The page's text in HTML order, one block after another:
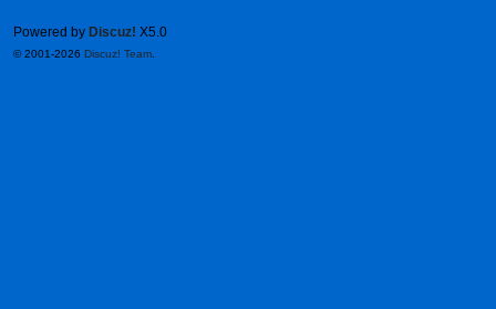
Powered by Discuz! X5.0
© 2001-2026 Discuz! Team